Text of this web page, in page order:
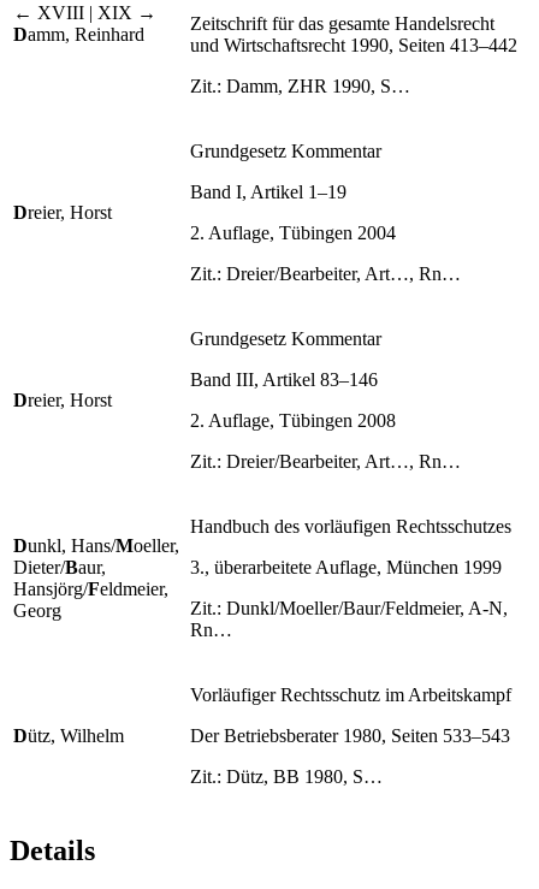
← XVIII | XIX →
Damm, Reinhard
Zeitschrift für das gesamte Handelsrecht
und Wirtschaftsrecht 1990, Seiten 413–442
Zit.: Damm, ZHR 1990, S…
Dreier, Horst
Grundgesetz Kommentar
Band I, Artikel 1–19
2. Auflage, Tübingen 2004
Zit.: Dreier/Bearbeiter, Art…, Rn…
Dreier, Horst
Grundgesetz Kommentar
Band III, Artikel 83–146
2. Auflage, Tübingen 2008
Zit.: Dreier/Bearbeiter, Art…, Rn…
Dunkl, Hans/Moeller,
Dieter/Baur,
Hansjörg/Feldmeier,
Georg
Handbuch des vorläufigen Rechtsschutzes
3., überarbeitete Auflage, München 1999
Zit.: Dunkl/Moeller/Baur/Feldmeier, A-N,
Rn…
Dütz, Wilhelm
Vorläufiger Rechtsschutz im Arbeitskampf
Der Betriebsberater 1980, Seiten 533–543
Zit.: Dütz, BB 1980, S…
Details